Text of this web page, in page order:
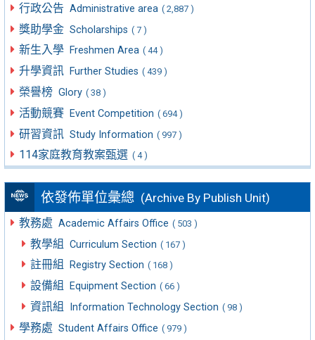
行政公告 Administrative area ( 2,887 )
獎助學金 Scholarships ( 7 )
新生入學 Freshmen Area ( 44 )
升學資訊 Further Studies ( 439 )
榮譽榜 Glory ( 38 )
活動競賽 Event Competition ( 694 )
研習資訊 Study Information ( 997 )
114家庭教育教案甄選 ( 4 )
依發佈單位彙總 (Archive By Publish Unit)
教務處 Academic Affairs Office ( 503 )
教學組 Curriculum Section ( 167 )
註冊組 Registry Section ( 168 )
設備組 Equipment Section ( 66 )
資訊組 Information Technology Section ( 98 )
學務處 Student Affairs Office ( 979 )